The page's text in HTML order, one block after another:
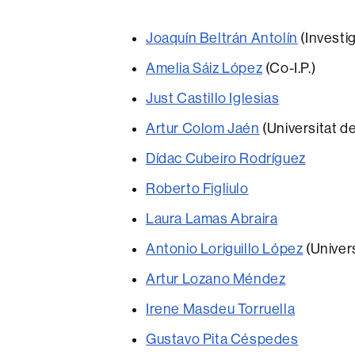
Joaquín Beltrán Antolín
Amelia Sáiz López (Co-I.P.)
Just Castillo Iglesias
Artur Colom Jaén (Universitat
Dídac Cubeiro Rodríguez
Roberto Figliulo
Laura Lamas Abraira
Antonio Loriguillo López
Artur Lozano Méndez
Irene Masdeu Torruella
Gustavo Pita Céspedes